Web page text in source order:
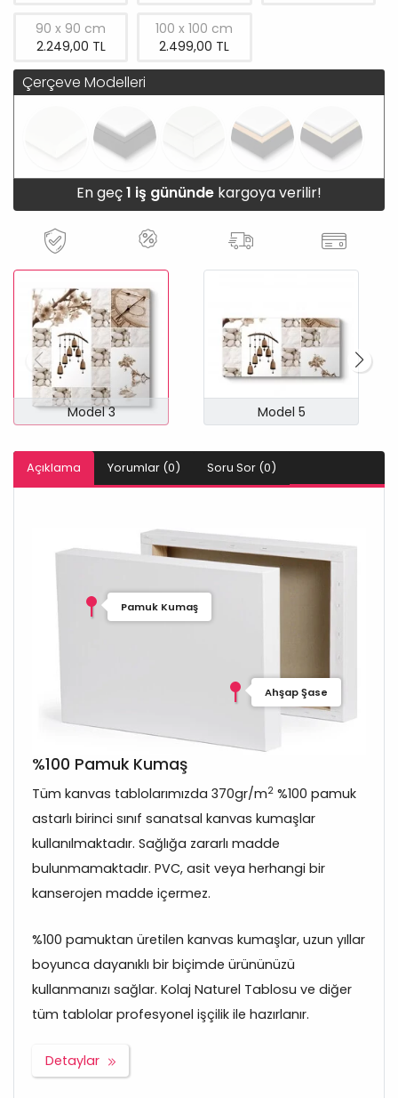
90 x 90 cm
2.249,00 TL
100 x 100 cm
2.499,00 TL
Çerçeve Modelleri
En geç1 iş gününde kargoya verilir!
Model 3 Model 5
Açıklama Yorumlar (0) Soru Sor (0)
Pamuk Kumaş
Ahşap Şase
%100 Pamuk Kumaş
Tüm kanvas tablolarımızda 370gr/m2 %100 pamuk
astarlı birinci sınıf sanatsal kanvas kumaşlar
kullanılmaktadır. Sağlığa zararlı madde
bulunmamaktadır. PVC, asit veya herhangi bir
kanserojen madde içermez.
%100 pamuktan üretilen kanvas kumaşlar, uzun yıllar
boyunca dayanıklı bir biçimde ürününüzü
kullanmanızı sağlar. Kolaj Naturel Tablosu ve diğer
tüm tablolar profesyonel işçilik ile hazırlanır.
Detaylar